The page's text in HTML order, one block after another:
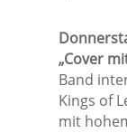
„Cover
Band
Kings of
mit